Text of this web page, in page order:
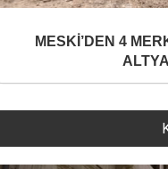
MESKİ’DEN 4